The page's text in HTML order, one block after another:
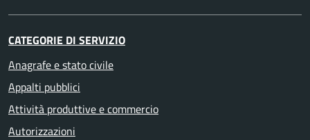
CATEGORIE DI SERVIZIO
Anagrafe e stato civile
Appalti pubblici
Attività produttive e commercio
Autorizzazioni